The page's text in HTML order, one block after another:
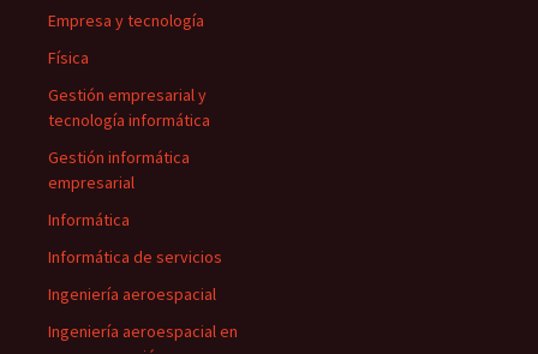
Empresa y tecnología
Física
Gestión empresarial y
tecnología informática
Gestión informática
empresarial
Informática
Informática de servicios
Ingeniería aeroespacial
Ingeniería aeroespacial en